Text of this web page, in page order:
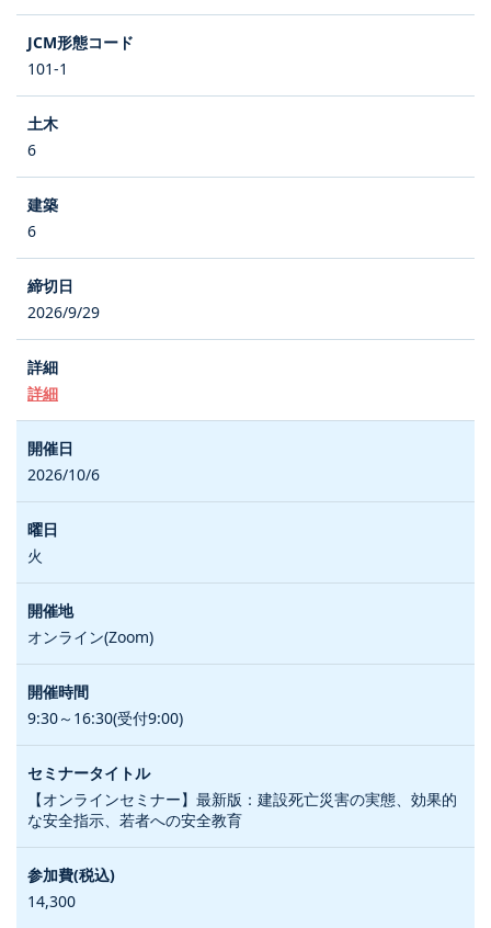
101-1
6
6
2026/9/29
詳細
2026/10/6
火
オンライン(Zoom)
9:30～16:30(受付9:00)
【オンラインセミナー】最新版：建設死亡災害の実態、効果的
な安全指示、若者への安全教育
14,300